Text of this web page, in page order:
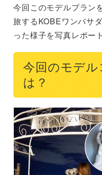
今回このモデルプラン
旅するKOBEワンバサ
った様子を写真レポー
今回のモデル
は？